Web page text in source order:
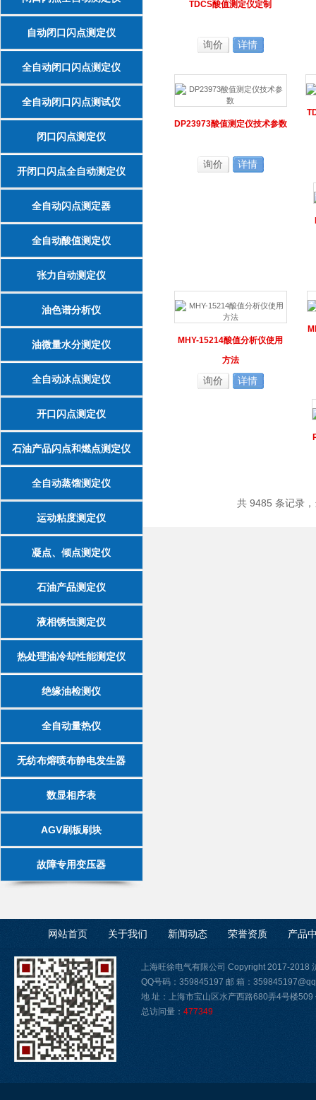
自动闭口闪点测定仪
全自动闭口闪点测定仪
全自动闭口闪点测试仪
闭口闪点测定仪
开闭口闪点全自动测定仪
全自动闪点测定器
全自动酸值测定仪
张力自动测定仪
油色谱分析仪
油微量水分测定仪
全自动冰点测定仪
开口闪点测定仪
石油产品闪点和燃点测定仪
全自动蒸馏测定仪
运动粘度测定仪
凝点、倾点测定仪
石油产品测定仪
液相锈蚀测定仪
热处理油冷却性能测定仪
绝缘油检测仪
全自动量热仪
无纺布熔喷布静电发生器
数显相序表
AGV刷板刷块
故障专用变压器
TDCS酸值测定仪定制
询价 详情
DP23973酸值测定仪技术参数
询价 详情
MHY-15214酸值分析仪使用
方法
询价 详情
共 9485 条记录
网站首页 关于我们 新闻动态 荣誉资质 产品
上海旺徐电气有限公司 Copyright 2017-2018
QQ号码：359845197 邮 箱：
地 址：上海市宝山区水产西路680弄4号楼
总访问量： 477349